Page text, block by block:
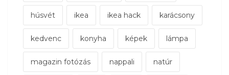
húsvét ikea ikea hack karácsony
kedvenc konyha képek lámpa
magazin fotózás nappali natúr